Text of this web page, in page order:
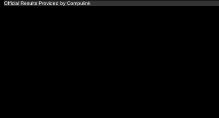
Official Results Provided by Compulink